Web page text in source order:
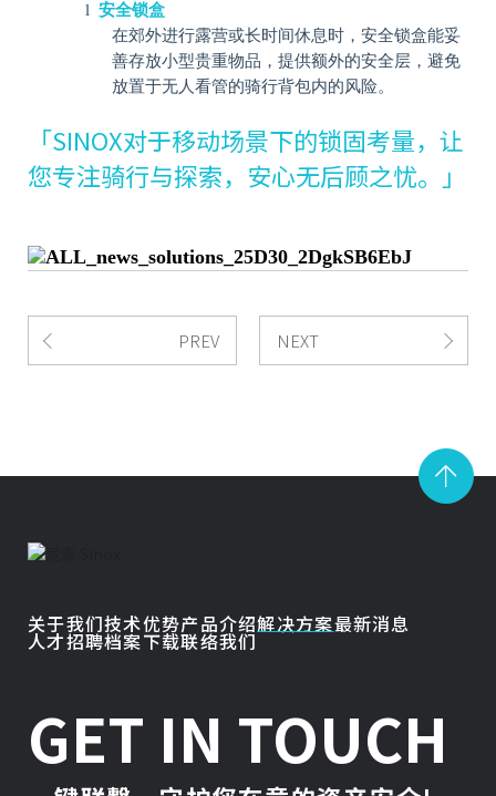
l 安全锁盒
在郊外进行露营或长时间休息时，安全锁盒能妥
善存放小型贵重物品，提供额外的安全层，避免
放置于无人看管的骑行背包内的风险。
「SINOX对于移动场景下的锁固考量，让
您专注骑行与探索，安心无后顾之忧。」
PREV NEXT
关于我们技术优势产品介绍解决方案最新消息
人才招聘档案下载联络我们
GET IN TOUCH